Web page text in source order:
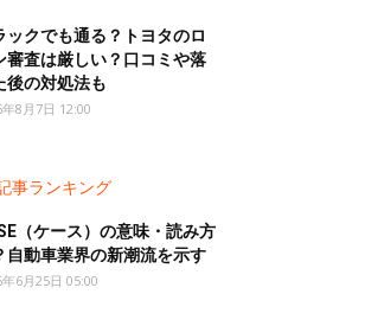
ックでも通る？トヨタのロ
審査は厳しい？口コミや落
後の対処法も
8月7日 12:00
事ランキング
（ケース）の意味・読み方
自動車業界の新潮流を示す
6月25日 05:00